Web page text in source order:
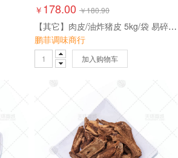
￥ 178.00 ￥180.90
【其它】肉皮/油炸猪皮 5kg/袋 易碎勿压！
鹏菲调味商行
加入购物车